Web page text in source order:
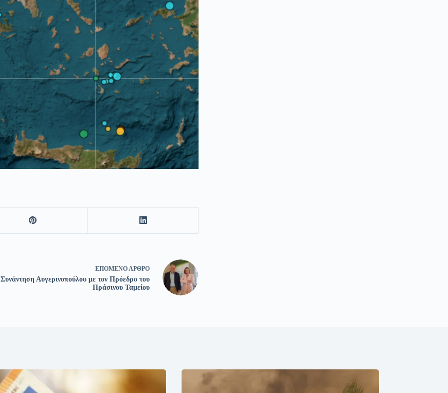
ΕΠΌΜΕΝΟΆΡΘΡΟ
Συνάντηση Αυγερινοπούλου με τον Πρόεδρο του
Πράσινου Ταμείου